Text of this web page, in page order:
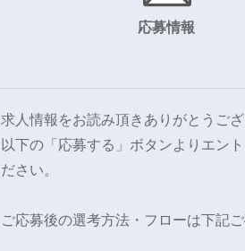
応募情報
求人情報をお読み頂きありがとうござ
以下の「応募する」ボタンよりエン
ださい。
ご応募後の選考方法・フローは下記ご